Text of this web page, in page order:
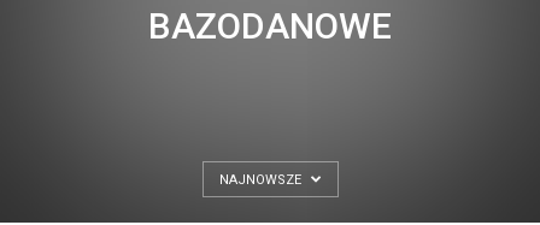
BAZODANOWE
NAJNOWSZE